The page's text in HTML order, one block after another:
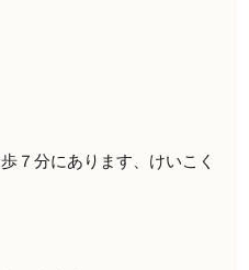
７分にあります、けいこく